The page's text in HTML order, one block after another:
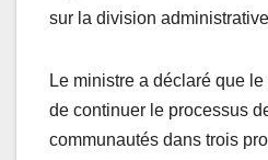
sur la division
Le ministre a déclaré que
de continuer le processus
communautés dans trois